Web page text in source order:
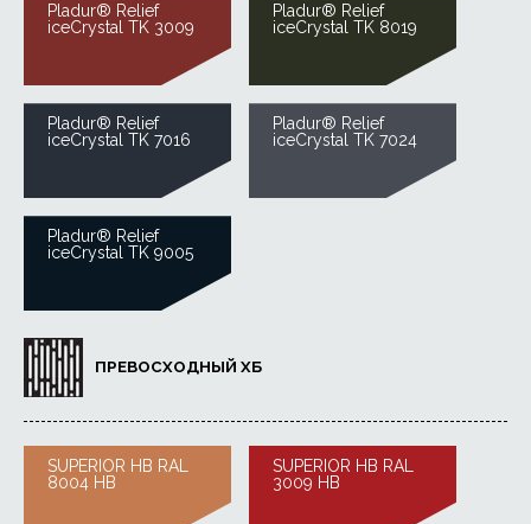
Pladur® Relief
iceCrystal TK 3009
Pladur® Relief
iceCrystal TK 8019
Pladur® Relief
iceCrystal TK 7016
Pladur® Relief
iceCrystal TK 7024
Pladur® Relief
iceCrystal TK 9005
ПРЕВОСХОДНЫЙ ХБ
SUPERIOR HB RAL
8004 HB
SUPERIOR HB RAL
3009 HB